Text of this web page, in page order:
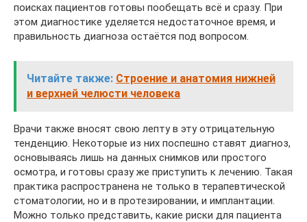
поисках пациентов готовы пообещать всё и сразу. При
этом диагностике уделяется недостаточное время, и
правильность диагноза остаётся под вопросом.
Читайте также: Строение и анатомия нижней
и верхней челюсти человека
Врачи также вносят свою лепту в эту отрицательную
тенденцию. Некоторые из них поспешно ставят диагноз,
основываясь лишь на данных снимков или простого
осмотра, и готовы сразу же приступить к лечению. Такая
практика распространена не только в терапевтической
стоматологии, но и в протезировании, и имплантации.
Можно только представить, какие риски для пациента